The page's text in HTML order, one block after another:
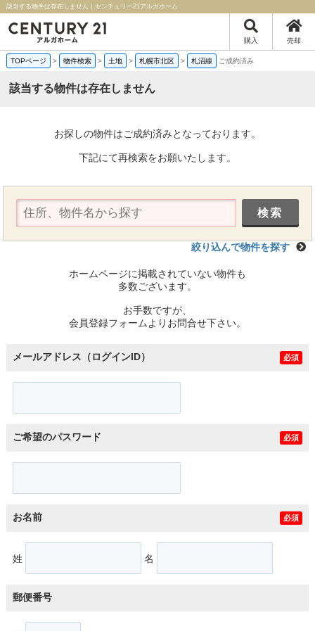
該当する物件は存在しません｜センチュリー21アルガホーム
購入 売却
TOPページ > 物件検索 > 土地 > 札幌市北区 > 札沼線 ご成約済み
該当する物件は存在しません
お探しの物件はご成約済みとなっております。
下記にて再検索をお願いたします。
絞り込んで物件を探す
ホームページに掲載されていない物件も
多数ございます。
お手数ですが、
会員登録フォームよりお問合せ下さい。
メールアドレス（ログインID） 必須
ご希望のパスワード 必須
お名前 必須
姓 名
郵便番号